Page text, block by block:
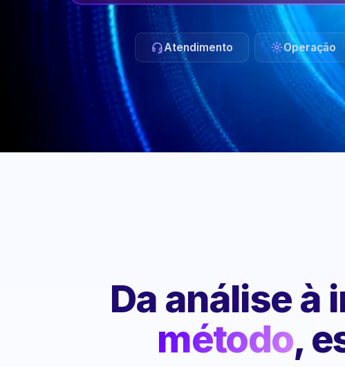
Atendimento Operação
Da análise à
método,